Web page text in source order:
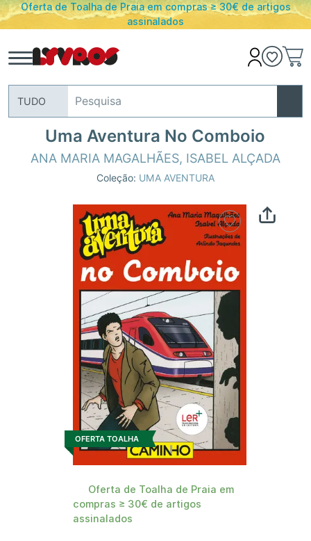
Oferta de Toalha de Praia em compras ≥ 30€ de artigos
assinalados
TUDO
Uma Aventura No Comboio
ANA MARIA MAGALHÃES, ISABEL ALÇADA
Coleção: UMA AVENTURA
OFERTA TOALHA
Oferta de Toalha de Praia em
compras ≥ 30€ de artigos
assinalados